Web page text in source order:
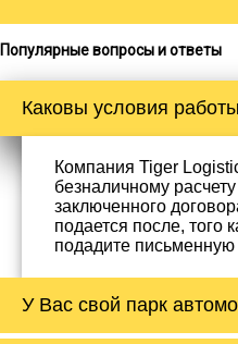
Популярные вопросы и ответы
Каковы условия
Компания Tiger
безналичному
заключенного
подается после, того
подадите письменную
У Вас свой парк